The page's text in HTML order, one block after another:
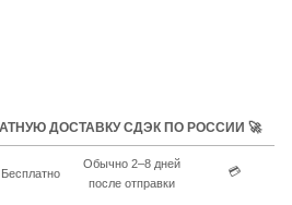
ДОСТАВКУ СДЭК ПО РОССИИ 🚀
Бесплатно
Обычно 2–8 дней
после отправки
💳